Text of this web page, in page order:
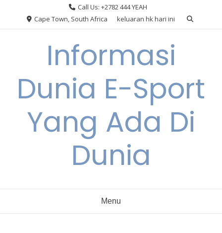
Call Us: +2782 444 YEAH
Cape Town, South Africa
keluaran hk hari ini
Informasi
Dunia E-Sport
Yang Ada Di
Dunia
Menu